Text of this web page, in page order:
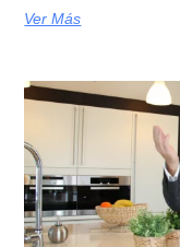
Ver Más